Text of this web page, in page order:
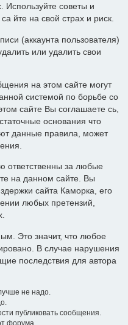
советы и
йте на свой страх и риск.
(аккаунта пользователя)
или удалить свои
на этом сайте могут
системой по борьбе со
сайте Вы соглашаете сь,
основания что
данные правила, может
ответственны за любые
на данном сайте. Вы
сайта Каморка, его
любых претензий,
Это значит, что любое
В случае нарушения
последствия для автора
не надо.
публиковать сообщения.
форума.